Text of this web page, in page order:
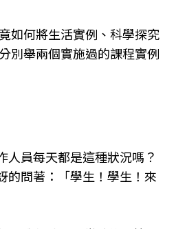
如何將生活實例、科學探究
別舉兩個實施過的課程實例
人員每天都是這種狀況嗎？
的問著：「學生！學生！來